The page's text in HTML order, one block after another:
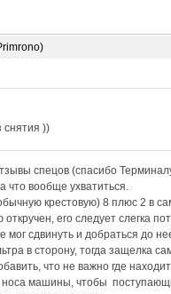
снятия ))
спецов (спасибо
что вообще ухватиться.
крестовую) 8 плюс 2 в
его следует слегка
мог сдвинуть и добраться до
в сторону, тогда защелка
что не важно где
машины, чтобы